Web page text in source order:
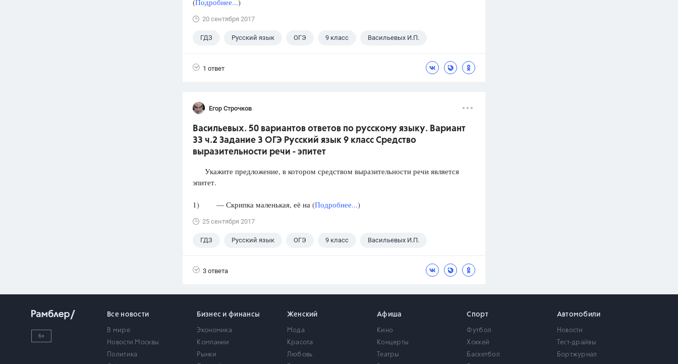
(Подробнее...)
20 сентября 2017
ГДЗ Русский язык ОГЭ 9 класс Васильевых И.П.
1 ответ
Егор Строчков
Васильевых. 50 вариантов ответов по русскому языку. Вариант
33 ч.2 Задание 3 ОГЭ Русский язык 9 класс Средство
выразительности речи - эпитет
Укажите предложение, в котором средством выразительности речи является
эпитет.
1) — Скрипка маленькая, её на (Подробнее...)
25 сентября 2017
ГДЗ Русский язык ОГЭ 9 класс Васильевых И.П.
3 ответа
6+
Все новости
В мире
Новости Москвы
Политика
Бизнес и финансы
Экономика
Компании
Рынки
Женский
Мода
Красота
Любовь
Афиша
Кино
Концерты
Театры
Спорт
Футбол
Хоккей
Баскетбол
Автомобили
Новости
Тест-драйвы
Бортжурнал